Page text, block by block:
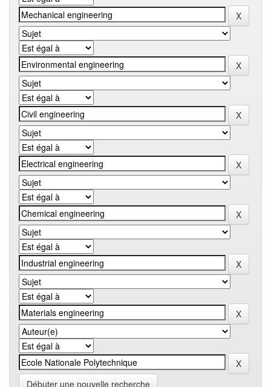
Débuter une nouvelle recherche